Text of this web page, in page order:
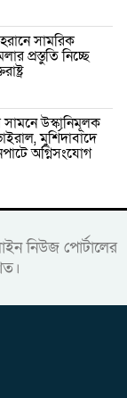
সামরিক
প্রস্তুতি নিচ্ছে
সামনে উস্কানিমূলক
মুর্শিদাবাদে
অগ্নিসংযোগ
নিউজ পোর্টালের